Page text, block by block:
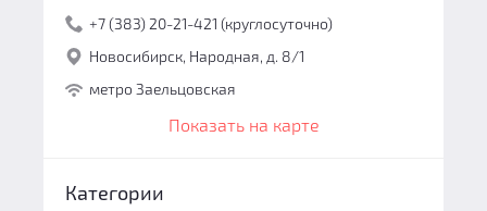
+7 (383) 20-21-421 (круглосуточно)
Новосибирск, Народная, д. 8/1
метро Заельцовская
Показать на карте
Категории